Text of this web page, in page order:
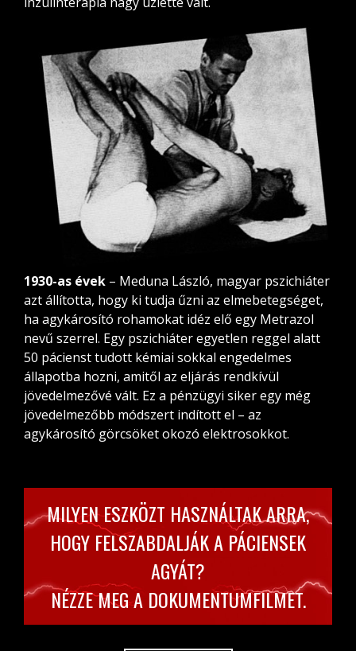
1930-as évek – Meduna László, magyar pszichiáter
azt állította, hogy ki tudja űzni az elmebetegséget,
ha agykárosító rohamokat idéz elő egy Metrazol
nevű szerrel. Egy pszichiáter egyetlen reggel alatt
50 pácienst tudott kémiai sokkal engedelmes
állapotba hozni, amitől az eljárás rendkívül
jövedelmezővé vált. Ez a pénzügyi siker egy még
jövedelmezőbb módszert indított el – az
agykárosító görcsöket okozó elektrosokkot.
MILYEN ESZKÖZT HASZNÁLTAK ARRA,
HOGY FELSZABDALJÁK A PÁCIENSEK
AGYÁT?
NÉZZE MEG A DOKUMENTUMFILMET.
INGYENES LETÖLTÉS